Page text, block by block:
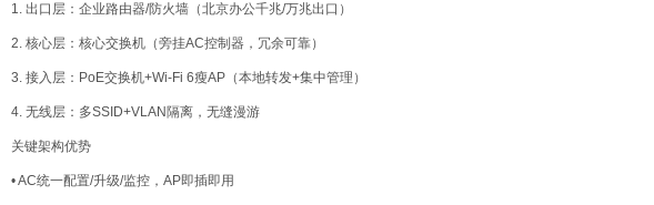
1. 出口层：企业路由器/防火墙（北京办公千兆/万兆出口）
2. 核心层：核心交换机（旁挂AC控制器，冗余可靠）
3. 接入层：PoE交换机+Wi‑Fi 6瘦AP（本地转发+集中管理）
4. 无线层：多SSID+VLAN隔离，无缝漫游
关键架构优势
• AC统一配置/升级/监控，AP即插即用